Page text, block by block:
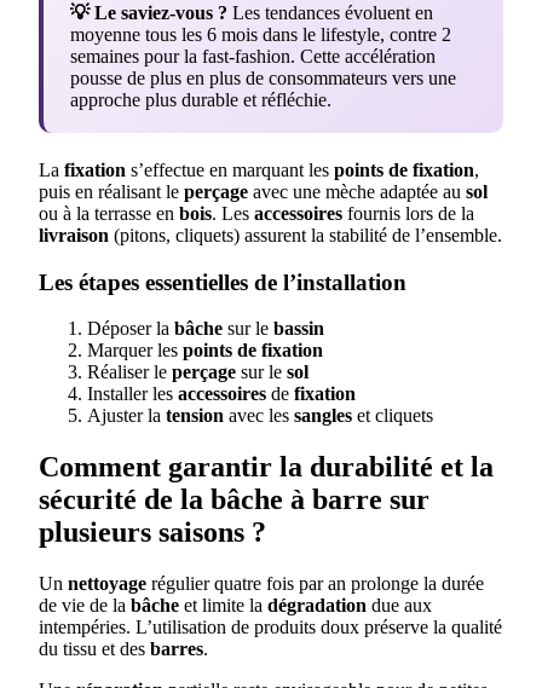
💡 Le saviez-vous ? Les tendances évoluent en
moyenne tous les 6 mois dans le lifestyle, contre 2
semaines pour la fast-fashion. Cette accélération
pousse de plus en plus de consommateurs vers une
approche plus durable et réfléchie.
La fixation s’effectue en marquant les points de fixation,
puis en réalisant le perçage avec une mèche adaptée au sol
ou à la terrasse en bois. Les accessoires fournis lors de la
livraison (pitons, cliquets) assurent la stabilité de l’ensemble.
Les étapes essentielles de l’installation
Déposer la bâche sur le bassin
Marquer les points de fixation
Réaliser le perçage sur le sol
Installer les accessoires de fixation
Ajuster la tension avec les sangles et cliquets
Comment garantir la durabilité et la
sécurité de la bâche à barre sur
plusieurs saisons ?
Un nettoyage régulier quatre fois par an prolonge la durée
de vie de la bâche et limite la dégradation due aux
intempéries. L’utilisation de produits doux préserve la qualité
du tissu et des barres.